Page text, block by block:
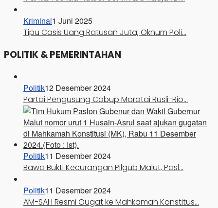
Kriminal1 Juni 2025
Tipu Casis Uang Ratusan Juta, Oknum Poli…
POLITIK & PEMERINTAHAN
Politik12 Desember 2024
Partai Pengusung Cabup Morotai Rusli-Rio…
Politik11 Desember 2024
Bawa Bukti Kecurangan Pilgub Malut, Pasl…
Politik11 Desember 2024
AM-SAH Resmi Gugat ke Mahkamah Konstitus…